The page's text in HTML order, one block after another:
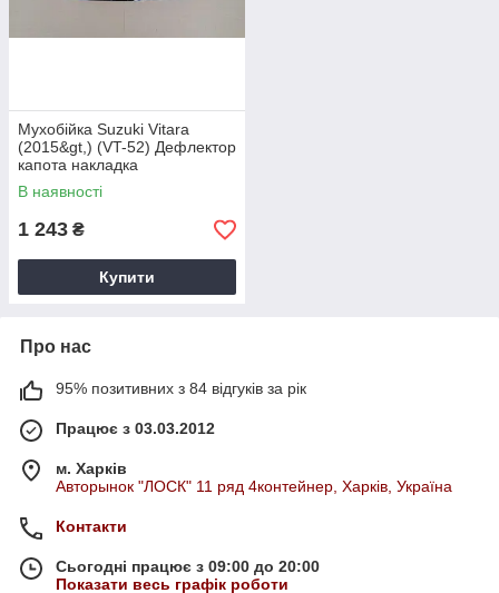
Мухобійка Suzuki Vitara
(2015&gt,) (VT-52) Дефлектор
капота накладка
В наявності
1 243 ₴
Купити
Про нас
95% позитивних з 84 відгуків за рік
Працює з 03.03.2012
м. Харків
Авторынок "ЛОСК" 11 ряд 4контейнер, Харків, Україна
Контакти
Сьогодні працює з 09:00 до 20:00
Показати весь графік роботи